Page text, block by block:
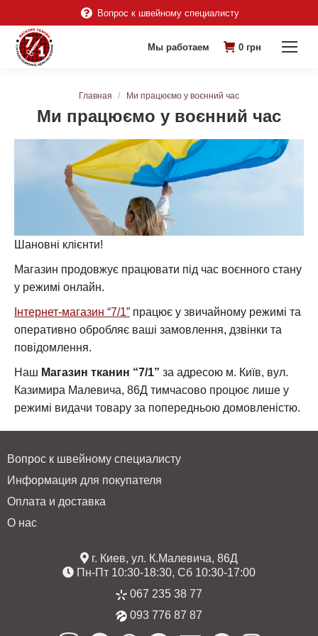
Вопрос к швейному специалисту
Мы работаем 0 грн
Ми працюємо у воєнний час
Вы здесь:
Главная Ми працюємо у воєнний час
Шановні клієнти!
Магазин продовжує працювати під час воєнного стану
у режимі онлайн.
Інтернет-магазин “7/1” працює у звичайному режимі та
оперативно обробляє ваші замовлення, дзвінки та
повідомлення.
Наш Магазин тканин “7/1” за адресою м. Київ, вул.
Казимира Малевича, 86Д тимчасово процює лише у
режимі видачи товару за попередньою домовленістю.
Вопрос к швейному специалисту
Информация для покупателя
Оплата и доставка
О нас
г. Киев, ул. К.Малевича, 86Д
Пн-Пт 10:30-18:30, Сб 10:30-17:00
067 235 38 77
093 776 87 87